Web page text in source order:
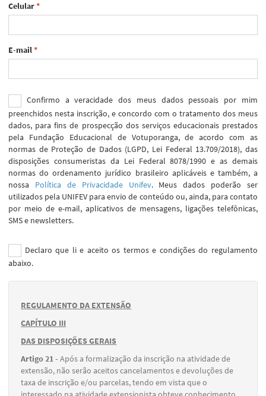
Celular*
E-mail*
Confirmo a veracidade dos meus dados pessoais por mim
preenchidos nesta inscrição, e concordo com o tratamento dos meus
dados, para fins de prospecção dos serviços educacionais prestados
pela Fundação Educacional de Votuporanga, de acordo com as
normas de Proteção de Dados (LGPD, Lei Federal 13.709/2018), das
disposições consumeristas da Lei Federal 8078/1990 e as demais
normas do ordenamento jurídico brasileiro aplicáveis e também, a
nossa Política de Privacidade Unifev. Meus dados poderão ser
utilizados pela UNIFEV para envio de conteúdo ou, ainda, para contato
por meio de e-mail, aplicativos de mensagens, ligações telefônicas,
SMS e newsletters.
Declaro que li e aceito os termos e condições do regulamento
abaixo.
REGULAMENTO DA EXTENSÃO
CAPÍTULO III
DAS DISPOSIÇÕES GERAIS
Artigo 21 -Após a formalização da inscrição na atividade de
extensão, não serão aceitos cancelamentos e devoluções de
taxa de inscrição e/ou parcelas, tendo em vista que o